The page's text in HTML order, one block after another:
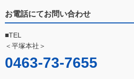
お電話にてお問い合わせ
■TEL
＜平塚本社＞
0463-73-7655